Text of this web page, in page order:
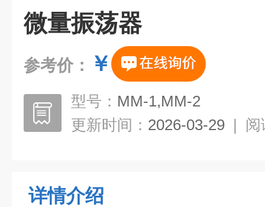
微量振荡器
参考价： ￥
型号： MM-1,MM-2
更新时间： 2026-03-29 | 阅
详情介绍